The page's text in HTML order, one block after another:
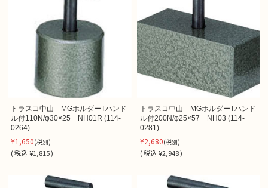
トラスコ中山 MGホルダーTハンド
ル付110N/φ30×25 NH01R (114-
0264)
¥1,650(税別)
(税込¥1,815 )
トラスコ中山 MGホルダーTハンド
ル付200N/φ25×57 NH03 (114-
0281)
¥2,680(税別)
(税込 ¥2,948 )